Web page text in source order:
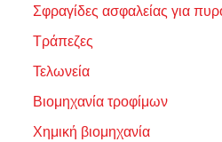
Σφραγίδες ασφαλείας για
Τράπεζες
Τελωνεία
Βιομηχανία τροφίμων
Χημική βιομηχανία